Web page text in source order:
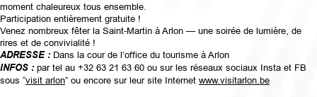
moment chaleureux tous ensemble.
Participation entièrement gratuite !
Venez nombreux fêter la Saint-Martin à Arlon — une soirée de lumière, de
rires et de convivialité !
ADRESSE : Dans la cour de l’office du tourisme à Arlon
INFOS : par tel au +32 63 21 63 60 ou sur les réseaux sociaux Insta et FB
sous “visit arlon” ou encore sur leur site Internet www.visitarlon.be